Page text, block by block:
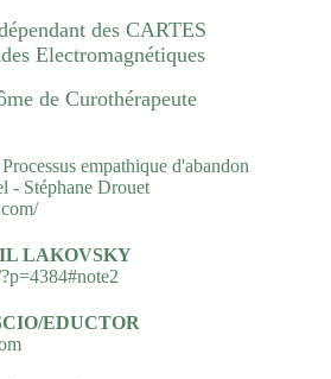
des CARTES
Electromagnétiques
de Curothérapeute
Processus empathique d'abandon
- Stéphane Drouet
LAKOVSKY
EDUCTOR